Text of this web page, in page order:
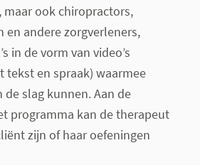
ook chiropractors,
en andere zorgverleners,
in de vorm van video’s
tekst en spraak) waarmee
slag kunnen. Aan de
programma kan de therapeut
zijn of haar oefeningen